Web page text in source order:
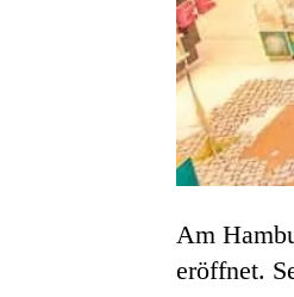
Am
eröffnet.